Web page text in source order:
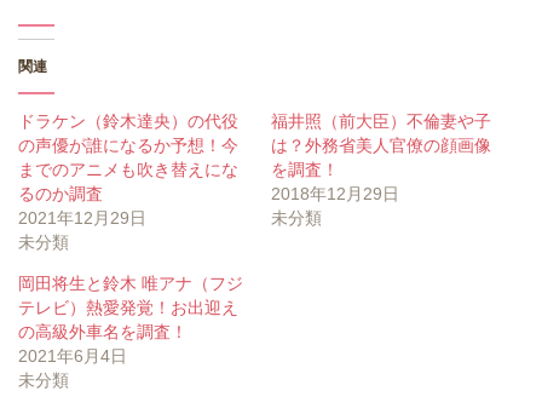
関連
ドラケン（鈴木達央）の代役
の声優が誰になるか予想！今
までのアニメも吹き替えにな
るのか調査
2021年12月29日
未分類
福井照（前大臣）不倫妻や子
は？外務省美人官僚の顔画像
を調査！
2018年12月29日
未分類
岡田将生と鈴木 唯アナ（フジ
テレビ）熱愛発覚！お出迎え
の高級外車名を調査！
2021年6月4日
未分類